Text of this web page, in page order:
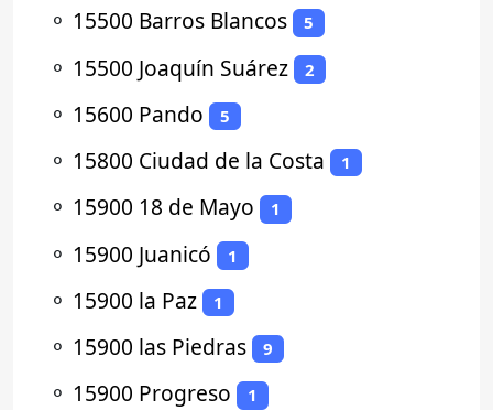
⚬ 15500 Barros Blancos 5
⚬ 15500 Joaquín Suárez 2
⚬ 15600 Pando 5
⚬ 15800 Ciudad de la Costa 1
⚬ 15900 18 de Mayo 1
⚬ 15900 Juanicó 1
⚬ 15900 la Paz 1
⚬ 15900 las Piedras 9
⚬ 15900 Progreso 1